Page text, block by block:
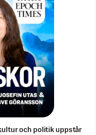
och politik uppstår